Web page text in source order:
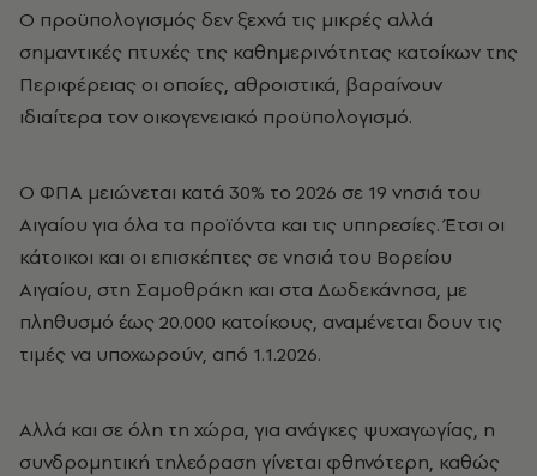
Ο προϋπολογισμός δεν ξεχνά τις μικρές αλλά
σημαντικές πτυχές της καθημερινότητας κατοίκων της
Περιφέρειας οι οποίες, αθροιστικά, βαραίνουν
ιδιαίτερα τον οικογενειακό προϋπολογισμό.
Ο ΦΠΑ μειώνεται κατά 30% το 2026 σε 19 νησιά του
Αιγαίου για όλα τα προϊόντα και τις υπηρεσίες. Έτσι οι
κάτοικοι και οι επισκέπτες σε νησιά του Βορείου
Αιγαίου, στη Σαμοθράκη και στα Δωδεκάνησα, με
πληθυσμό έως 20.000 κατοίκους, αναμένεται δουν τις
τιμές να υποχωρούν, από 1.1.2026.
Αλλά και σε όλη τη χώρα, για ανάγκες ψυχαγωγίας, η
συνδρομητική τηλεόραση γίνεται φθηνότερη, καθώς